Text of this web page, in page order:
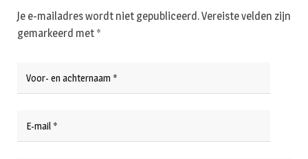
Je e-mailadres wordt niet gepubliceerd.Vereiste velden zijn
gemarkeerd met *